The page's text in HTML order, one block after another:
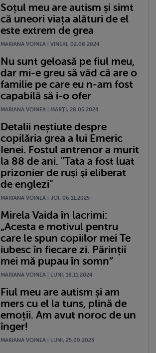
Soțul meu are autism și simt
că uneori viața alături de el
este extrem de grea
MARIANA VOINEA | VINERI, 02.08.2024
Nu sunt geloasă pe fiul meu,
dar mi-e greu să văd că are o
familie pe care eu n-am fost
capabilă să i-o ofer
MARIANA VOINEA | MARŢI, 28.05.2024
Detalii neștiute despre
copilăria grea a lui Emeric
Ienei. Fostul antrenor a murit
la 88 de ani. "Tata a fost luat
prizonier de ruşi şi eliberat
de englezi"
MARIANA VOINEA | JOI, 06.11.2025
Mirela Vaida în lacrimi:
„Acesta e motivul pentru
care le spun copiilor mei Te
iubesc în fiecare zi. Părinții
mei mă pupau în somn”
MARIANA VOINEA | LUNI, 18.11.2024
Fiul meu are autism și am
mers cu el la tuns, plină de
emoții. Am avut noroc de un
înger!
MARIANA VOINEA | LUNI, 25.09.2023